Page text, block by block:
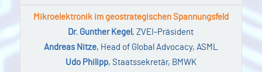
Mikroelektronik im geostrategischen Spannungsfeld
Dr. Gunther Kegel , ZVEI-Präsident
Andreas Nitze, Head of Global Advocacy, ASML
Udo Philipp, Staatssekretär, BMWK